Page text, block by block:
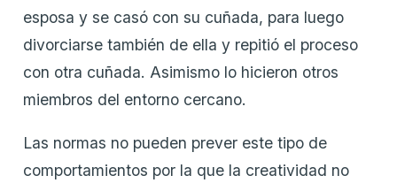
esposa y se casó con su cuñada, para luego
divorciarse también de ella y repitió el proceso
con otra cuñada. Asimismo lo hicieron otros
miembros del entorno cercano.
Las normas no pueden prever este tipo de
comportamientos por la que la creatividad no